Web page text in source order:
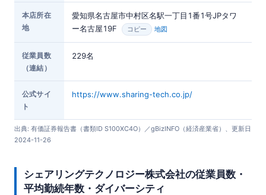
本店所在
地
愛知県名古屋市中村区名駅一丁目1番1号JPタワ
ー名古屋19F
コピー 地図
従業員数
（連結）
229名
公式サイ
ト
https://www.sharing-tech.co.jp/
出典: 有価証券報告書（書類ID S100XC4O）／gBizINFO（経済産業省）、更新日
2024-11-26
シェアリングテクノロジー株式会社の従業員数・
平均勤続年数・ダイバーシティ